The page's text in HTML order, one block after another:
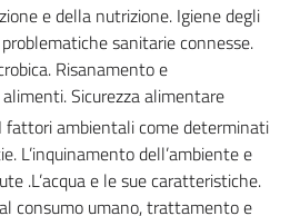
e della nutrizione. Igiene degli
sanitarie connesse.
Risanamento e
Sicurezza alimentare
fattori ambientali come determinati
L’inquinamento dell’ambiente e
.L’acqua e le sue caratteristiche.
consumo umano, trattamento e